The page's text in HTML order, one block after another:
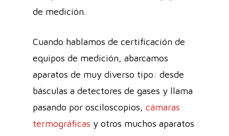
de medición.
Cuando hablamos de certificación de
equipos de medición, abarcamos
aparatos de muy diverso tipo: desde
básculas a detectores de gases y llama
pasando por osciloscopios, cámaras
termográficas y otros muchos aparatos